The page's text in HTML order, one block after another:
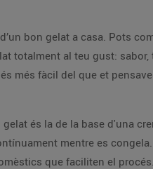
bon gelat a casa. Pots
totalment al teu gust:
més fàcil del que et
és la de la base d'una
mentre es
que faciliten el procés.